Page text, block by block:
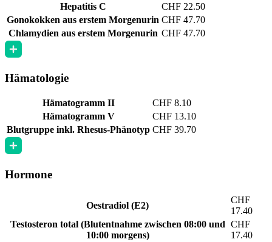
Hepatitis C
CHF 22.50
Gonokokken aus erstem Morgenurin CHF 47.70
Chlamydien aus erstem Morgenurin CHF 47.70
Hämatologie
Hämatogramm II
CHF 8.10
Hämatogramm V
CHF 13.10
Blutgruppe inkl. Rhesus-Phänotyp CHF 39.70
Hormone
Oestradiol (E2)
CHF
17.40
Testosteron total (Blutentnahme zwischen 08:00 und
10:00 morgens)
CHF
17.40